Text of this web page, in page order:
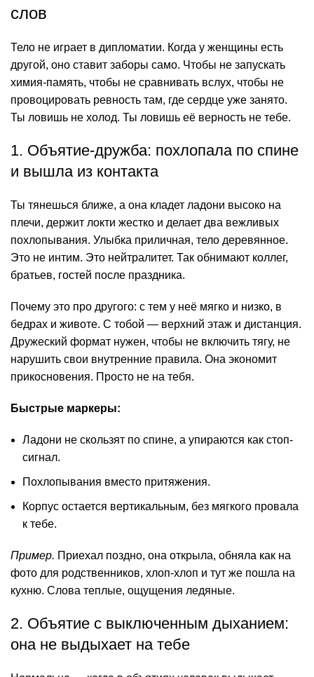
слов
Тело не играет в дипломатии. Когда у женщины есть
другой, оно ставит заборы само. Чтобы не запускать
химия-память, чтобы не сравнивать вслух, чтобы не
провоцировать ревность там, где сердце уже занято.
Ты ловишь не холод. Ты ловишь её верность не тебе.
1. Объятие-дружба: похлопала по спине
и вышла из контакта
Ты тянешься ближе, а она кладет ладони высоко на
плечи, держит локти жестко и делает два вежливых
похлопывания. Улыбка приличная, тело деревянное.
Это не интим. Это нейтралитет. Так обнимают коллег,
братьев, гостей после праздника.
Почему это про другого: с тем у неё мягко и низко, в
бедрах и животе. С тобой — верхний этаж и дистанция.
Дружеский формат нужен, чтобы не включить тягу, не
нарушить свои внутренние правила. Она экономит
прикосновения. Просто не на тебя.
Быстрые маркеры:
Ладони не скользят по спине, а упираются как стоп-
сигнал.
Похлопывания вместо притяжения.
Корпус остается вертикальным, без мягкого провала
к тебе.
Пример. Приехал поздно, она открыла, обняла как на
фото для родственников, хлоп-хлоп и тут же пошла на
кухню. Слова теплые, ощущения ледяные.
2. Объятие с выключенным дыханием:
она не выдыхает на тебе